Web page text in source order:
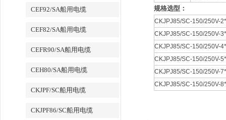
CEF92/SA船用电缆
CEF82/SA船用电缆
CEFR90/SA船用电缆
CEH80/SA船用电缆
CKJPF/SC船用电缆
CKJPF86/SC船用电缆
规格选型：
CKJPJ85/SC-150/250V-
CKJPJ85/SC-150/250V-
CKJPJ85/SC-150/250V-
CKJPJ85/SC-150/250V-
CKJPJ85/SC-150/250V-
CKJPJ85/SC-150/250V-